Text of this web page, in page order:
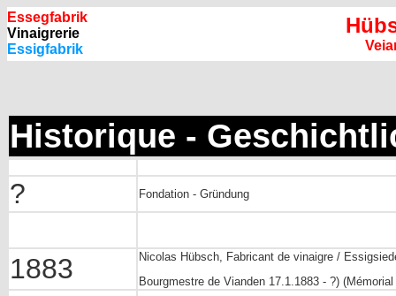
Essegfabrik
Vinaigrerie
Essigfabrik
Historique -
? Fondation - Gründung
1883
Nicolas Hübsch, Fabricant de vinaigre /
Bourgmestre de Vianden 17.1.1883 - ?)